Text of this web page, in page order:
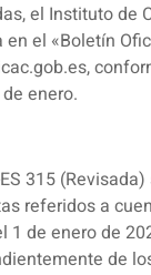
el Instituto
el «Boletín
enero.
315
referidos a
de enero de
de